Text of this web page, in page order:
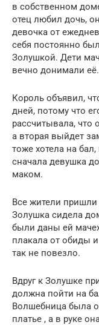
в собственном
отец любил дочь,
девочка от
себя постоянно
Золушкой. Дети
вечно донимали её.
Король объявил,
дней, потому что
рассчитывала, что
а вторая выйдет
тоже хотела на
сначала девушка
маком.
Все жители
Золушка сидела
были даны ей
плакала от обиды
так не повезло.
Вдруг к Золушке
должна пойти на
Волшебница была
платье , а в руке